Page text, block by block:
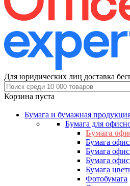
Для юридических лиц доставка
Корзина пуста
Бумага и бумажная
Бумага для
Бумага
Бумага
Бумага
Бумага
Бумага
Фотобумага